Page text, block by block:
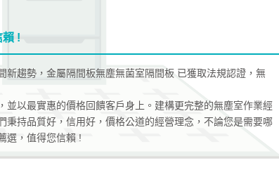
賴 !
新趨勢，金屬隔間板無塵無菌室隔間板 已獲取法規認證，無
並以最實惠的價格回饋客戶身上。建構更完整的無塵室作業經
秉持品質好，信用好，價格公道的經營理念，不論您是需要哪
選，值得您信賴 !